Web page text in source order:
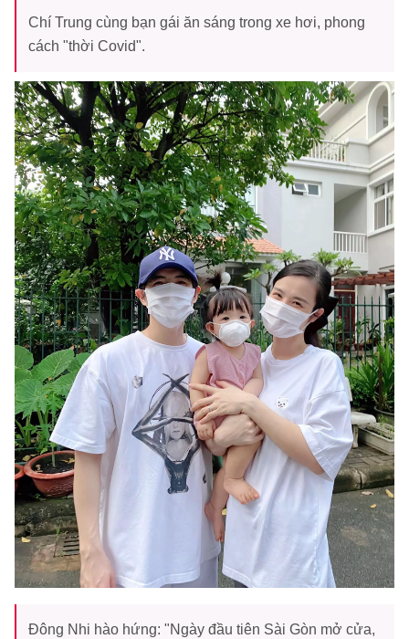
Chí Trung cùng bạn gái ăn sáng trong xe hơi, phong
cách "thời Covid".
Đông Nhi hào hứng: "Ngày đầu tiên Sài Gòn mở cửa,